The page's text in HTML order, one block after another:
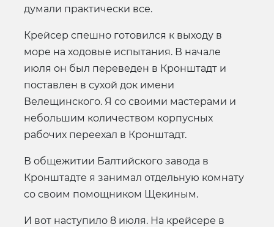
думали практически все.
Крейсер спешно готовился к выходу в
море на ходовые испытания. В начале
июля он был переведен в Кронштадт и
поставлен в сухой док имени
Велещинского. Я со своими мастерами и
небольшим количеством корпусных
рабочих переехал в Кронштадт.
В общежитии Балтийского завода в
Кронштадте я занимал отдельную комнату
со своим помощником Щекиным.
И вот наступило 8 июля. На крейсере в